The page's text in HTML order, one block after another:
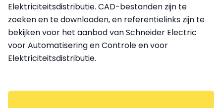
Elektriciteitsdistributie. CAD-bestanden zijn te
zoeken en te downloaden, en referentielinks zijn te
bekijken voor het aanbod van Schneider Electric
voor Automatisering en Controle en voor
Elektriciteitsdistributie.